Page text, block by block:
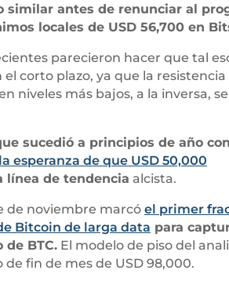
similar antes de renunciar al
locales de USD 56,700 en
parecieron hacer que tal
corto plazo, ya que la resistencia
niveles más bajos, a la inversa, se
sucedió a principios de año
esperanza de que USD 50,000
línea de tendencia alcista.
de noviembre marcó el primer
Bitcoin de larga data para
BTC.El modelo de piso del
fin de mes de USD 98,000.